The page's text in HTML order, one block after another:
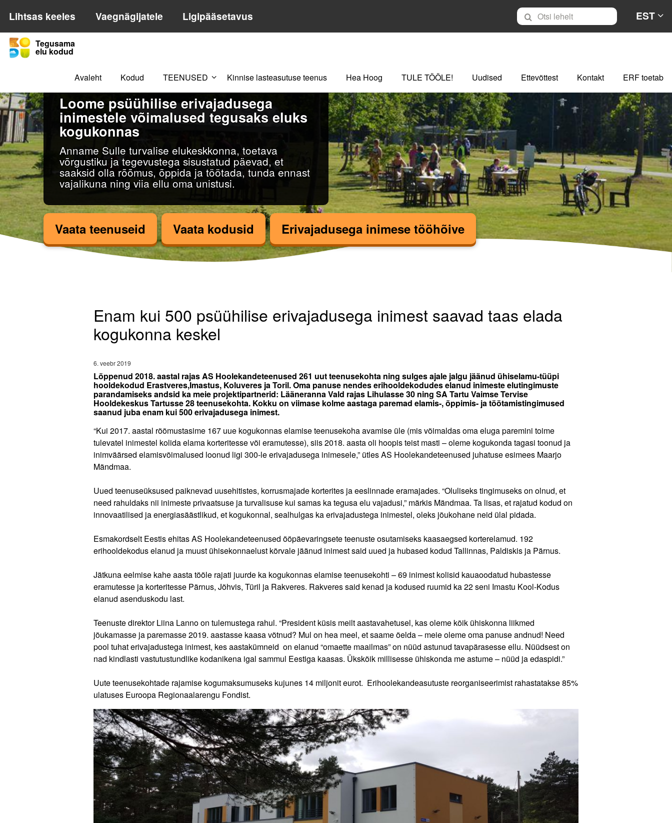
Lihtsas keeles Vaegnägijatele Ligipääsetavus EST
Tegusama
elu kodud
Avaleht Kodud TEENUSED Kinnise lasteasutuse teenus Hea Hoog TULE TÖÖLE! Uudised Ettevõttest Kontakt ERF toetab
Loome psüühilise erivajadusega
inimestele võimalused tegusaks eluks
kogukonnas
Anname Sulle turvalise elukeskkonna, toetava
võrgustiku ja tegevustega sisustatud päevad, et
saaksid olla rõõmus, õppida ja töötada, tunda ennast
vajalikuna ning viia ellu oma unistusi.
Vaata teenuseid Vaata kodusid Erivajadusega inimese tööhõive
Enam kui 500 psüühilise erivajadusega inimest saavad taas elada
kogukonna keskel
6. veebr 2019
Lõppenud 2018. aastal rajas AS Hoolekandeteenused 261 uut teenusekohta ning sulges ajale jalgu jäänud ühiselamu-tüüpi
hooldekodud Erastveres,Imastus, Koluveres ja Toril. Oma panuse nendes erihooldekodudes elanud inimeste elutingimuste
parandamiseks andsid ka meie projektipartnerid: Lääneranna Vald rajas Lihulasse 30 ning SA Tartu Vaimse Tervise
Hooldekeskus Tartusse 28 teenusekohta. Kokku on viimase kolme aastaga paremad elamis-, õppimis- ja töötamistingimused
saanud juba enam kui 500 erivajadusega inimest.
“Kui 2017. aastal rõõmustasime 167 uue kogukonnas elamise teenusekoha avamise üle (mis võimaldas oma eluga paremini toime
tulevatel inimestel kolida elama korteritesse või eramutesse), siis 2018. aasta oli hoopis teist masti – oleme kogukonda tagasi toonud ja
inimväärsed elamisvõimalused loonud ligi 300-le erivajadusega inimesele,” ütles AS Hoolekandeteenused juhatuse esimees Maarjo
Mändmaa.
Uued teenuseüksused paiknevad uusehitistes, korrusmajade korterites ja eeslinnade eramajades. “Oluliseks tingimuseks on olnud, et
need rahuldaks nii inimeste privaatsuse ja turvalisuse kui samas ka tegusa elu vajadusi,” märkis Mändmaa. Ta lisas, et rajatud kodud on
innovaatilised ja energiasäästlikud, et kogukonnal, sealhulgas ka erivajadustega inimestel, oleks jõukohane neid ülal pidada.
Esmakordselt Eestis ehitas AS Hoolekandeteenused ööpäevaringsete teenuste osutamiseks kaasaegsed korterelamud. 192
erihooldekodus elanud ja muust ühisekonnaelust kõrvale jäänud inimest said uued ja hubased kodud Tallinnas, Paldiskis ja Pärnus.
Jätkuna eelmise kahe aasta tööle rajati juurde ka kogukonnas elamise teenusekohti – 69 inimest kolisid kauaoodatud hubastesse
eramutesse ja korteritesse Pärnus, Jõhvis, Türil ja Rakveres. Rakveres said kenad ja kodused ruumid ka 22 seni Imastu Kool-Kodus
elanud asenduskodu last.
Teenuste direktor Liina Lanno on tulemustega rahul. “President küsis meilt aastavahetusel, kas oleme kõik ühiskonna liikmed
jõukamasse ja paremasse 2019. aastasse kaasa võtnud? Mul on hea meel, et saame öelda – meie oleme oma panuse andnud! Need
pool tuhat erivajadustega inimest, kes aastakümneid on elanud “omaette maailmas” on nüüd astunud tavapärasesse ellu. Nüüdsest on
nad kindlasti vastutustundlike kodanikena igal sammul Eestiga kaasas. Ükskõik millisesse ühiskonda me astume – nüüd ja edaspidi.”
Uute teenusekohtade rajamise kogumaksumuseks kujunes 14 miljonit eurot. Erihoolekandeasutuste reorganiseerimist rahastatakse 85%
ulatuses Euroopa Regionaalarengu Fondist.